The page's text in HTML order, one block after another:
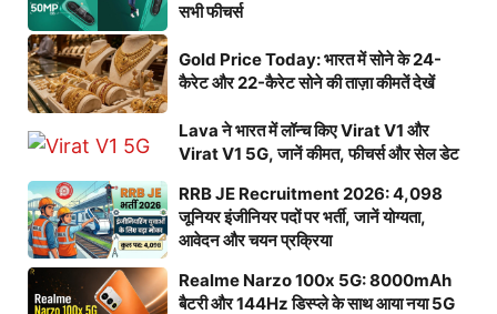
सभी फीचर्स
Gold Price Today: भारत में सोने के 24-
कैरेट और 22-कैरेट सोने की ताज़ा कीमतें देखें
Lava ने भारत में लॉन्च किए Virat V1 और
Virat V1 5G, जानें कीमत, फीचर्स और सेल डेट
RRB JE Recruitment 2026: 4,098
जूनियर इंजीनियर पदों पर भर्ती, जानें योग्यता,
आवेदन और चयन प्रक्रिया
Realme Narzo 100x 5G: 8000mAh
बैटरी और 144Hz डिस्प्ले के साथ आया नया 5G